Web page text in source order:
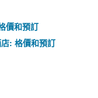
價和預訂
: 格價和預訂